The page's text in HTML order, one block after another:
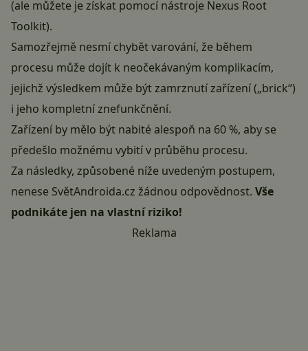
(ale můžete je získat pomocí nástroje Nexus Root
Toolkit).
Samozřejmě nesmí chybět varování, že během
procesu může dojít k neočekávaným komplikacím,
jejichž výsledkem může být zamrznutí zařízení („brick“)
i jeho kompletní znefunkčnění.
Zařízení by mělo být nabité alespoň na 60 %, aby se
předešlo možnému vybití v průběhu procesu.
Za následky, způsobené níže uvedeným postupem,
nenese SvětAndroida.cz žádnou odpovědnost. Vše
podnikáte jen na vlastní riziko!
Reklama